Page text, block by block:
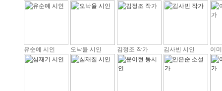
유순예 시인 오낙율 시인 김정조 작가 김사빈 시인 이